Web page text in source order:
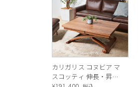
カリガリス コヌビア マ
スコッティ 伸長・昇降